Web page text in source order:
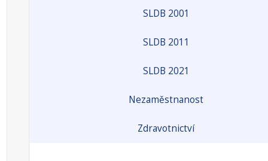
SLDB 2001
SLDB 2011
SLDB 2021
Nezaměstnanost
Zdravotnictví